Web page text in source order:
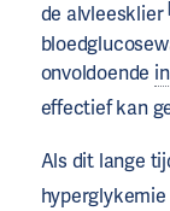
de alvleesklier
onvoldoende
effectief kan
Als dit lange